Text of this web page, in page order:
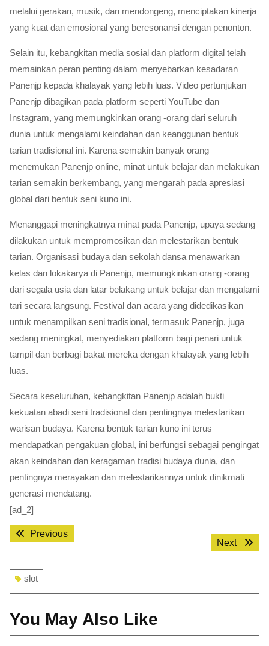
melalui gerakan, musik, dan mendongeng, menciptakan kinerja
yang kuat dan emosional yang beresonansi dengan penonton.
Selain itu, kebangkitan media sosial dan platform digital telah
memainkan peran penting dalam menyebarkan kesadaran
Panenjp kepada khalayak yang lebih luas. Video pertunjukan
Panenjp dibagikan pada platform seperti YouTube dan
Instagram, yang memungkinkan orang -orang dari seluruh
dunia untuk mengalami keindahan dan keanggunan bentuk
tarian tradisional ini. Karena semakin banyak orang
menemukan Panenjp online, minat untuk belajar dan melakukan
tarian semakin berkembang, yang mengarah pada apresiasi
global dari bentuk seni kuno ini.
Menanggapi meningkatnya minat pada Panenjp, upaya sedang
dilakukan untuk mempromosikan dan melestarikan bentuk
tarian. Organisasi budaya dan sekolah dansa menawarkan
kelas dan lokakarya di Panenjp, memungkinkan orang -orang
dari segala usia dan latar belakang untuk belajar dan mengalami
tari secara langsung. Festival dan acara yang didedikasikan
untuk menampilkan seni tradisional, termasuk Panenjp, juga
sedang meningkat, menyediakan platform bagi penari untuk
tampil dan berbagi bakat mereka dengan khalayak yang lebih
luas.
Secara keseluruhan, kebangkitan Panenjp adalah bukti
kekuatan abadi seni tradisional dan pentingnya melestarikan
warisan budaya. Karena bentuk tarian kuno ini terus
mendapatkan pengakuan global, ini berfungsi sebagai pengingat
akan keindahan dan keragaman tradisi budaya dunia, dan
pentingnya merayakan dan melestarikannya untuk dinikmati
generasi mendatang.
[ad_2]
PostPreviousPrevious
Next
Next
slot
You May Also Like